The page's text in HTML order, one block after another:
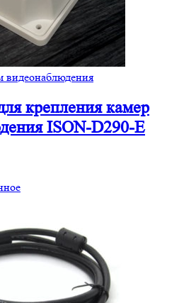
видеонаблюдения
крепления камер
ISON-D290-E